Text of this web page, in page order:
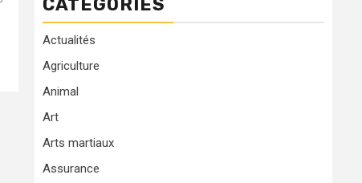
CATÉGORIES
Actualités
Agriculture
Animal
Art
Arts martiaux
Assurance